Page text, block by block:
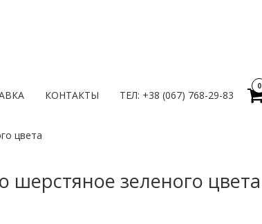
0
КОНТАКТЫ ТЕЛ: +38 (067) 768-29-83
цвета
шерстяное зеленого цвета